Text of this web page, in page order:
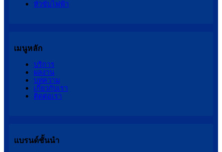
หัวขับไฟฟ้า
เมนูหลัก
บริการ
ผลงาน
บทความ
เกี่ยวกับเรา
ติดต่อเรา
แบรนด์ชั้นนำ